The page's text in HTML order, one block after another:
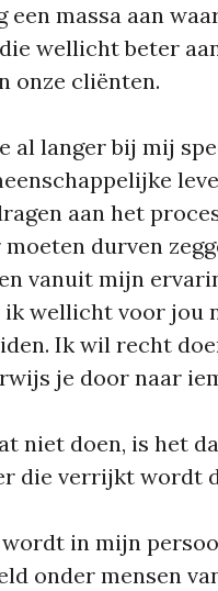
een massa aan
wellicht beter
onze cliënten.
al langer bij mij
aan het
durven
vanuit mijn
ik wellicht voor jou
Ik wil recht
je door naar
niet doen, is het
die verrijkt wordt
wordt in mijn
onder mensen